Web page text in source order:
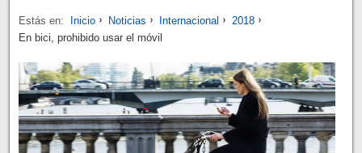
Estás en: Inicio Noticias Internacional
2018
En bici, prohibido usar el móvil